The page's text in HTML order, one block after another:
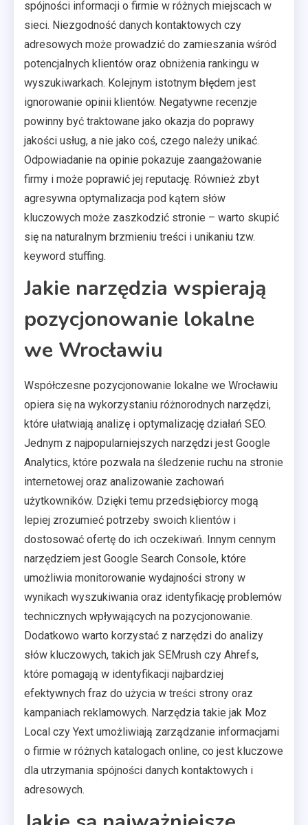
spójności informacji o firmie w różnych miejscach w
sieci. Niezgodność danych kontaktowych czy
adresowych może prowadzić do zamieszania wśród
potencjalnych klientów oraz obniżenia rankingu w
wyszukiwarkach. Kolejnym istotnym błędem jest
ignorowanie opinii klientów. Negatywne recenzje
powinny być traktowane jako okazja do poprawy
jakości usług, a nie jako coś, czego należy unikać.
Odpowiadanie na opinie pokazuje zaangażowanie
firmy i może poprawić jej reputację. Również zbyt
agresywna optymalizacja pod kątem słów
kluczowych może zaszkodzić stronie – warto skupić
się na naturalnym brzmieniu treści i unikaniu tzw.
keyword stuffing.
Jakie narzędzia wspierają
pozycjonowanie lokalne
we Wrocławiu
Współczesne pozycjonowanie lokalne we Wrocławiu
opiera się na wykorzystaniu różnorodnych narzędzi,
które ułatwiają analizę i optymalizację działań SEO.
Jednym z najpopularniejszych narzędzi jest Google
Analytics, które pozwala na śledzenie ruchu na stronie
internetowej oraz analizowanie zachowań
użytkowników. Dzięki temu przedsiębiorcy mogą
lepiej zrozumieć potrzeby swoich klientów i
dostosować ofertę do ich oczekiwań. Innym cennym
narzędziem jest Google Search Console, które
umożliwia monitorowanie wydajności strony w
wynikach wyszukiwania oraz identyfikację problemów
technicznych wpływających na pozycjonowanie.
Dodatkowo warto korzystać z narzędzi do analizy
słów kluczowych, takich jak SEMrush czy Ahrefs,
które pomagają w identyfikacji najbardziej
efektywnych fraz do użycia w treści strony oraz
kampaniach reklamowych. Narzędzia takie jak Moz
Local czy Yext umożliwiają zarządzanie informacjami
o firmie w różnych katalogach online, co jest kluczowe
dla utrzymania spójności danych kontaktowych i
adresowych.